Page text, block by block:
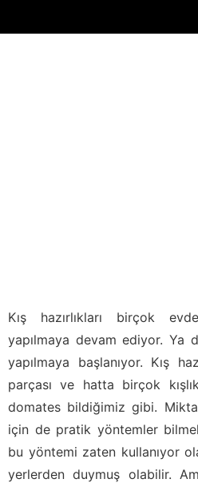
Kış hazırlıkları birçok
yapılmaya devam ediyor. Ya da
yapılmaya başlanıyor. Kış
parçası ve hatta birçok
domates bildiğimiz gibi.
için de pratik yöntemler
bu yöntemi zaten kullanıyor
yerlerden duymuş olabilir.